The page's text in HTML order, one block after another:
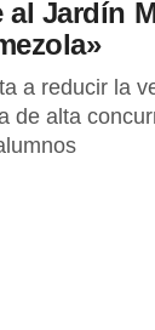
al Jardín
a reducir la
de alta